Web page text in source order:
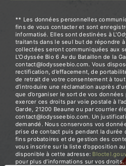
** Les données personnelles
fins de vous contacter et sont
informatisé. Elles sont destinées à
traitants dans le seul but de répondre
collectées seront communiquées aux
L'Odyssée Bio 6 Av du Bataillon de la
contact@lodysseebio.com. Vous
rectification, d’effacement, de
de retrait de votre consentement à
d’introduire une réclamation auprès
que d’organiser le sort de vos
exercer ces droits par voie postale à
Garde, 21200 Beaune ou par courrier
contact@lodysseebio.com. Un
demandé. Nous conservons vos
prise de contact puis pendant la durée
fins probatoires et de gestion des
vous inscrire sur la liste d'opposition
disponible à cette adresse:
pour plus d’informations sur vos droits.